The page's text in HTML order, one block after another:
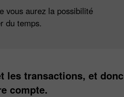
vous aurez la possibilité
du temps.
les transactions, et donc
compte.